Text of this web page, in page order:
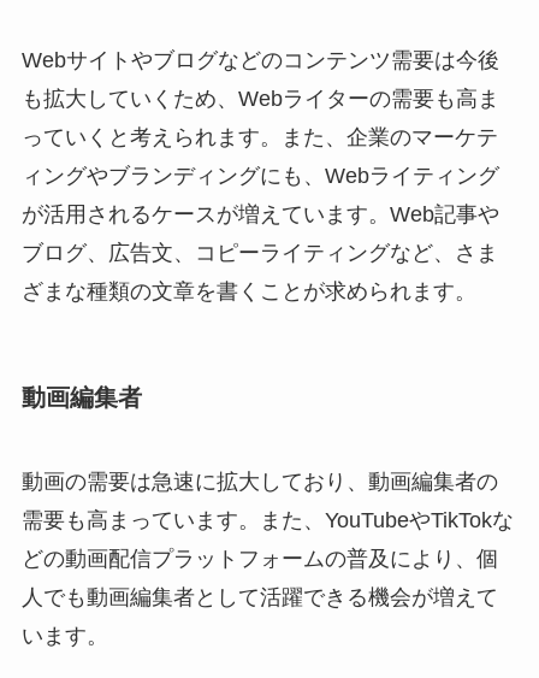
Webサイトやブログなどのコンテンツ需要は今後
も拡大していくため、Webライターの需要も高ま
っていくと考えられます。また、企業のマーケテ
ィングやブランディングにも、Webライティング
が活用されるケースが増えています。Web記事や
ブログ、広告文、コピーライティングなど、さま
ざまな種類の文章を書くことが求められます。
動画編集者
動画の需要は急速に拡大しており、動画編集者の
需要も高まっています。また、YouTubeやTikTokな
どの動画配信プラットフォームの普及により、個
人でも動画編集者として活躍できる機会が増えて
います。